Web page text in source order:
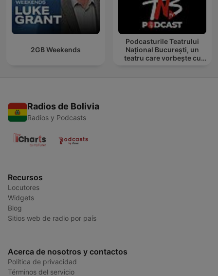
2GB Weekends
Podcasturile Teatrului
Național București, un
teatru care vorbește cu
Radios de Bolivia
Radios y Podcasts
Recursos
Locutores
Widgets
Blog
Sitios web de radio por país
Acerca de nosotros y contactos
Política de privacidad
Términos del servicio